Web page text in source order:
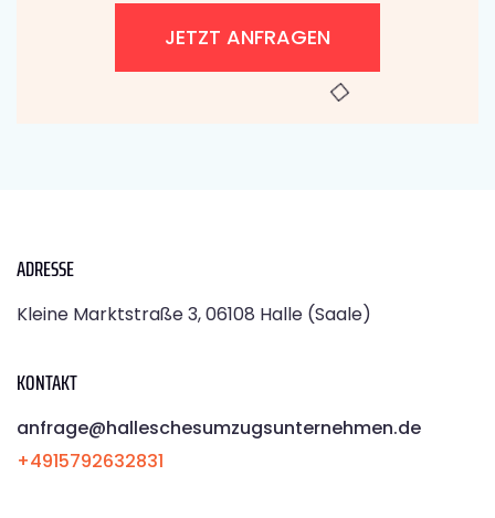
JETZT ANFRAGEN
ADRESSE
Kleine Marktstraße 3, 06108 Halle (Saale)
KONTAKT
anfrage@halleschesumzugsunternehmen.de
+4915792632831